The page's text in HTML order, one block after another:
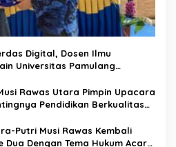
Digital, Dosen Ilmu
Universitas Pamulang
Jawilan
Rawas Utara Pimpin Upacara
Pendidikan Berkualitas
Putri Musi Rawas Kembali
Dua Dengan Tema Hukum Acara